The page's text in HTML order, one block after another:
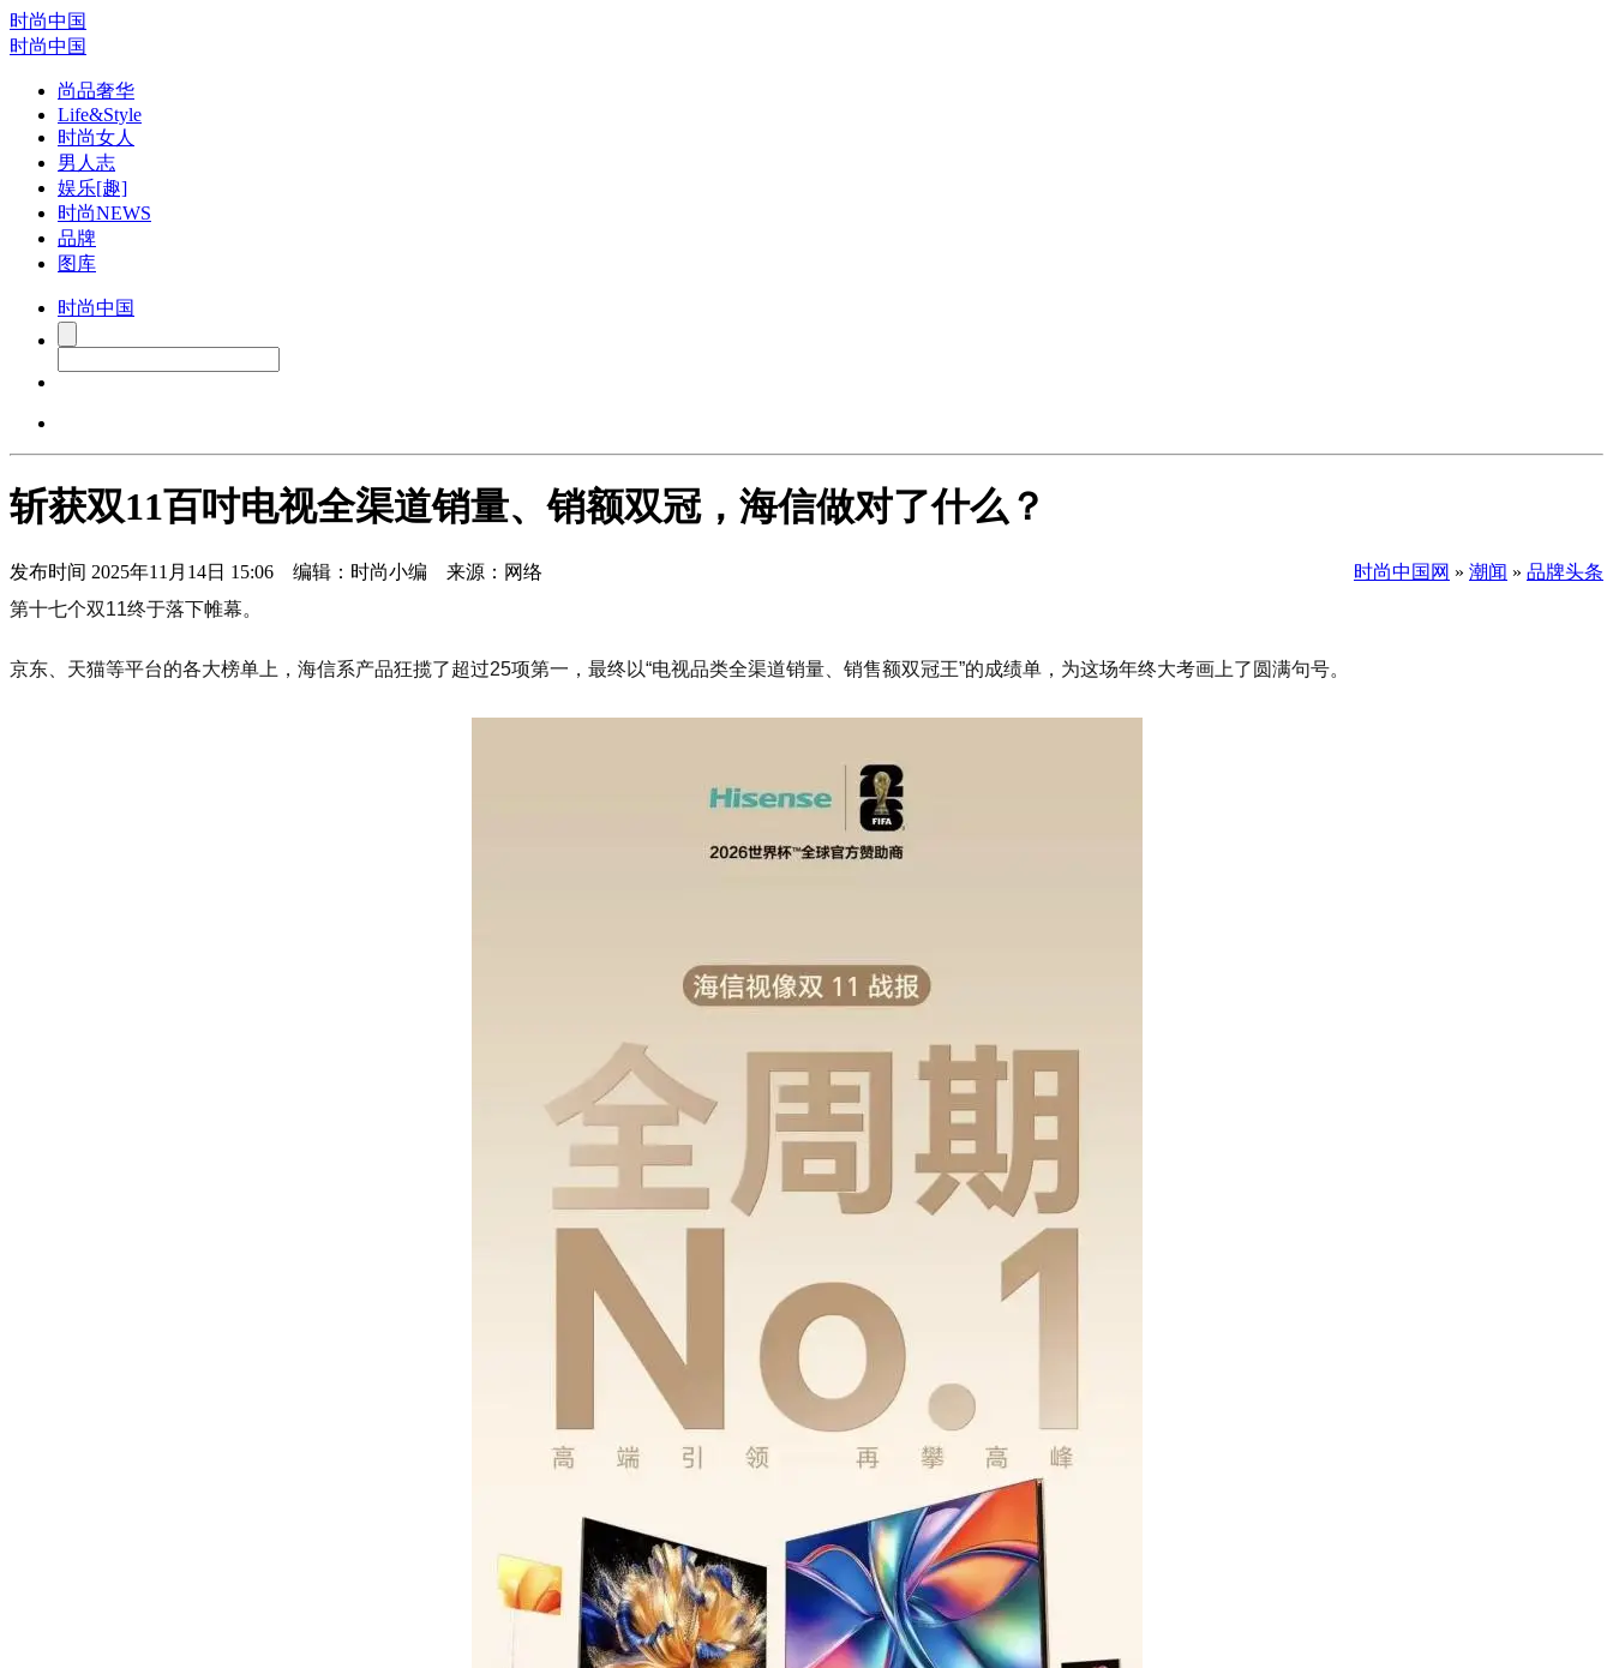
时尚中国
时尚中国
尚品奢华
Life&Style
时尚女人
男人志
娱乐[趣]
时尚NEWS
品牌
图库
时尚中国
斩获双11百吋电视全渠道销量、销额双冠，海信做对了什么？
发布时间 2025年11月14日 15:06 编辑：时尚小编 来源：网络 时尚中国网 » 潮闻 » 品牌头条
第十七个双11终于落下帷幕。
京东、天猫等平台的各大榜单上，海信系产品狂揽了超过25项第一，最终以“电视品类全渠道销量、销售额双冠王”的成绩单，为这场年终大考画上了圆满句号。